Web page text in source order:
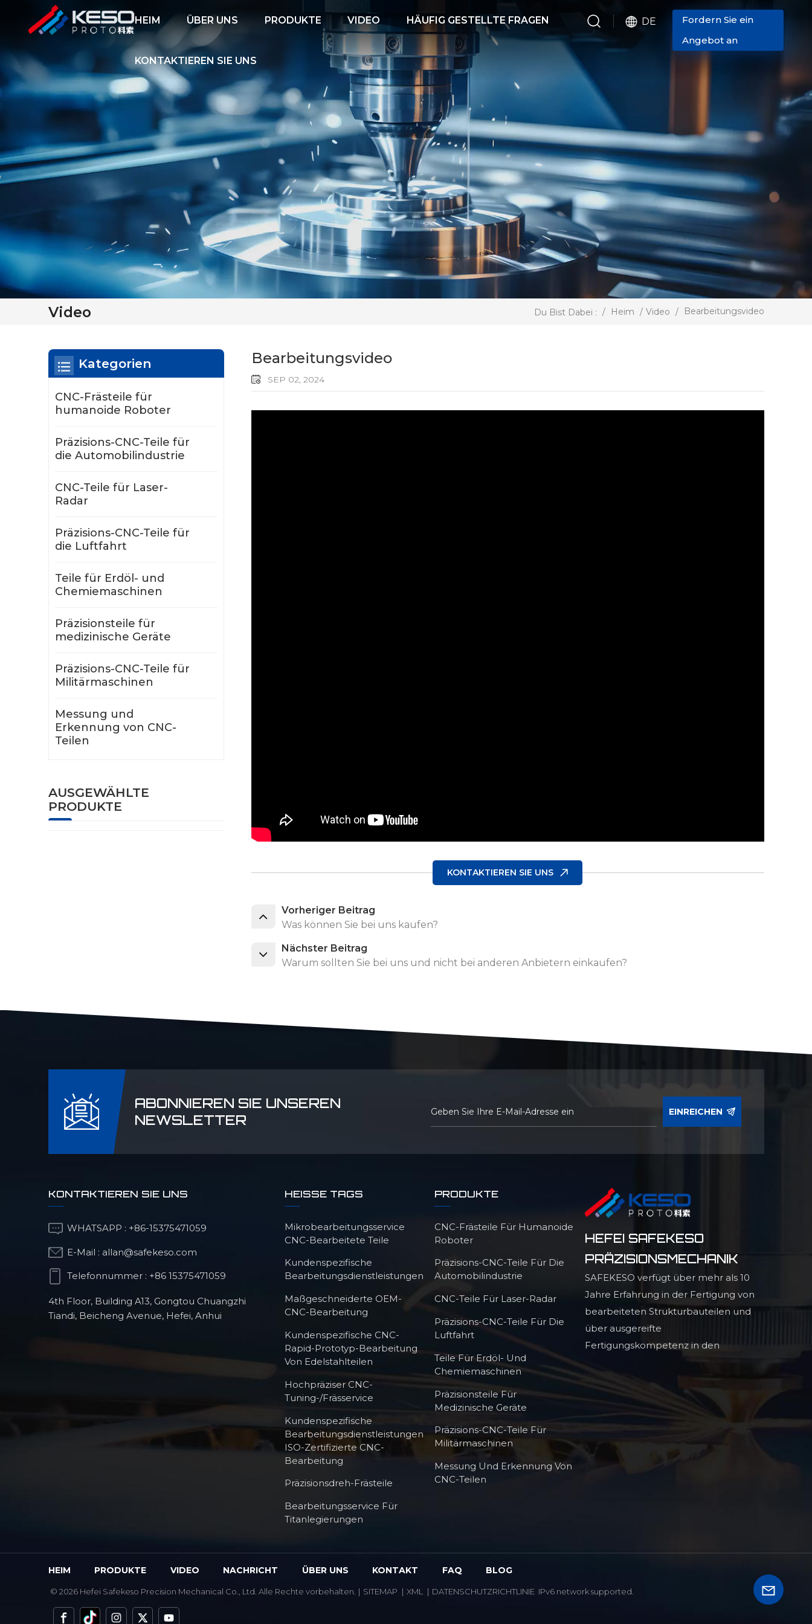
HEIM ÜBER UNS PRODUKTE VIDEO HÄUFIG GESTELLTE FRAGEN
KONTAKTIEREN SIE UNS
DE
Fordern Sie ein
Angebot an
Video Du Bist Dabei : / Heim / Video / Bearbeitungsvideo
Bearbeitungsvideo
SEP 02, 2024
KONTAKTIEREN SIE UNS
Vorheriger Beitrag
Was können Sie bei uns kaufen?
Nächster Beitrag
Warum sollten Sie bei uns und nicht bei anderen Anbietern einkaufen?
Kategorien
CNC-Frästeile für
humanoide Roboter
Präzisions-CNC-Teile für
die Automobilindustrie
CNC-Teile für Laser-
Radar
Präzisions-CNC-Teile für
die Luftfahrt
Teile für Erdöl- und
Chemiemaschinen
Präzisionsteile für
medizinische Geräte
Präzisions-CNC-Teile für
Militärmaschinen
Messung und
Erkennung von CNC-
Teilen
AUSGEWÄHLTE
PRODUKTE
für
Militärmaschinen
Optischer
Strukturteil
CNC-Frästeile für
Orthopädische
Operationsroboterprodukte
Präzisions-CNC-Teile
ABONNIEREN SIE UNSEREN
NEWSLETTER
EINREICHEN
KONTAKTIEREN SIE UNS
WHATSAPP : +86-15375471059
E-Mail : allan@safekeso.com
Telefonnummer : +86 15375471059
4th Floor, Building A13, Gongtou Chuangzhi
Tiandi, Beicheng Avenue, Hefei, Anhui
HEISSE TAGS
Mikrobearbeitungsservice
CNC-Bearbeitete Teile
Kundenspezifische
Bearbeitungsdienstleistungen
Maßgeschneiderte OEM-
CNC-Bearbeitung
Kundenspezifische CNC-
Rapid-Prototyp-Bearbeitung
Von Edelstahlteilen
Hochpräziser CNC-
Tuning-/Frässervice
Kundenspezifische
Bearbeitungsdienstleistungen
ISO-Zertifizierte CNC-
Bearbeitung
Präzisionsdreh-Frästeile
Bearbeitungsservice Für
Titanlegierungen
PRODUKTE
CNC-Frästeile Für Humanoide
Roboter
Präzisions-CNC-Teile Für Die
Automobilindustrie
CNC-Teile Für Laser-Radar
Präzisions-CNC-Teile Für Die
Luftfahrt
Teile Für Erdöl- Und
Chemiemaschinen
Präzisionsteile Für
Medizinische Geräte
Präzisions-CNC-Teile Für
Militärmaschinen
Messung Und Erkennung Von
CNC-Teilen
HEFEI SAFEKESO
PRÄZISIONSMECHANIK
SAFEKESO verfügt über mehr als 10
Jahre Erfahrung in der Fertigung von
bearbeiteten Strukturbauteilen und
über ausgereifte
Fertigungskompetenz in den
Lichtauslöschungstechnologie,
hochpräzise Profilbauteile und hohe
HEIM PRODUKTE VIDEO NACHRICHT ÜBER UNS KONTAKT FAQ BLOG
© 2026 Hefei Safekeso Precision Mechanical Co., Ltd. Alle Rechte vorbehalten. | SITEMAP | XML | DATENSCHUTZRICHTLINIE IPv6 network supported.